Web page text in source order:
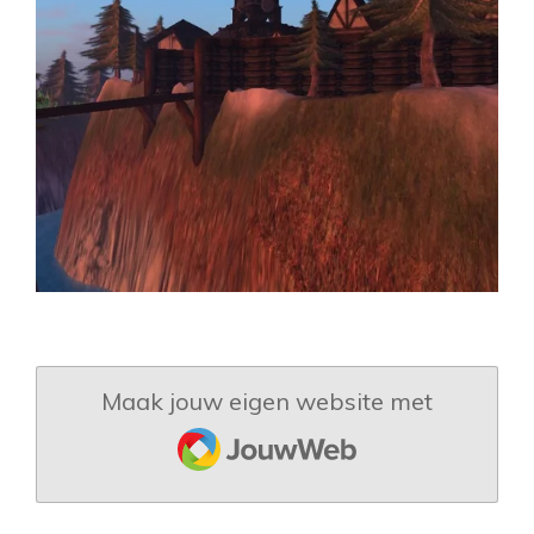
Maak jouw eigen website met
JouwWeb